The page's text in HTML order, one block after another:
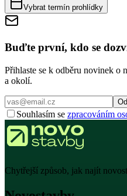
Vybrat termín prohlídky
Buďte první, kdo se
Přihlaste se k odběru novinek o
a okolí.
Souhlasím se zpracováním
Chytřejší způsob, jak najít